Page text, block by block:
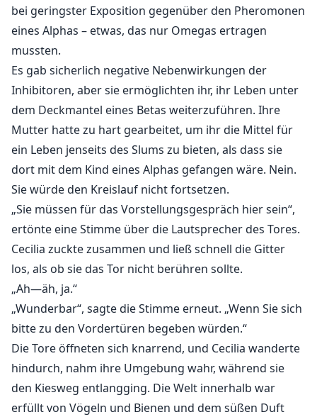
bei geringster Exposition gegenüber den Pheromonen
eines Alphas – etwas, das nur Omegas ertragen
mussten.
Es gab sicherlich negative Nebenwirkungen der
Inhibitoren, aber sie ermöglichten ihr, ihr Leben unter
dem Deckmantel eines Betas weiterzuführen. Ihre
Mutter hatte zu hart gearbeitet, um ihr die Mittel für
ein Leben jenseits des Slums zu bieten, als dass sie
dort mit dem Kind eines Alphas gefangen wäre. Nein.
Sie würde den Kreislauf nicht fortsetzen.
„Sie müssen für das Vorstellungsgespräch hier sein“,
ertönte eine Stimme über die Lautsprecher des Tores.
Cecilia zuckte zusammen und ließ schnell die Gitter
los, als ob sie das Tor nicht berühren sollte.
„Ah—äh, ja.“
„Wunderbar“, sagte die Stimme erneut. „Wenn Sie sich
bitte zu den Vordertüren begeben würden.“
Die Tore öffneten sich knarrend, und Cecilia wanderte
hindurch, nahm ihre Umgebung wahr, während sie
den Kiesweg entlangging. Die Welt innerhalb war
erfüllt von Vögeln und Bienen und dem süßen Duft